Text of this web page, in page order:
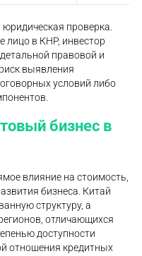
проверка.
лицо в КНР, инвестор
правовой и
выявления
условий либо
бизнес в
влияние на стоимость,
бизнеса. Китай
структуру, а
отличающихся
доступности
отношения кредитных